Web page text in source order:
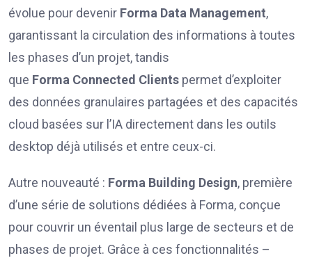
évolue pour devenir Forma Data Management,
garantissant la circulation des informations à toutes
les phases d’un projet, tandis
que Forma Connected Clients permet d’exploiter
des données granulaires partagées et des capacités
cloud basées sur l’IA directement dans les outils
desktop déjà utilisés et entre ceux-ci.
Autre nouveauté : Forma Building Design, première
d’une série de solutions dédiées à Forma, conçue
pour couvrir un éventail plus large de secteurs et de
phases de projet. Grâce à ces fonctionnalités –